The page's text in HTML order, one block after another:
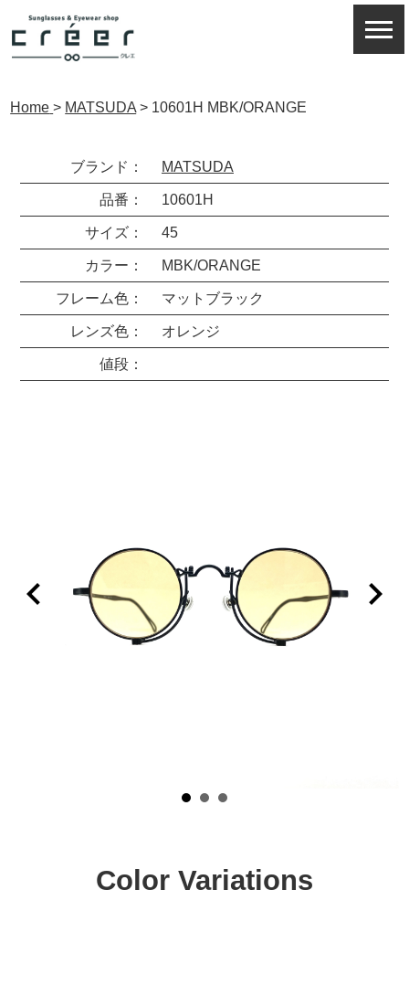
Home > MATSUDA > 10601H MBK/ORANGE
ブランド： MATSUDA
品番： 10601H
サイズ： 45
カラー： MBK/ORANGE
フレーム色： マットブラック
レンズ色： オレンジ
値段：
Color Variations